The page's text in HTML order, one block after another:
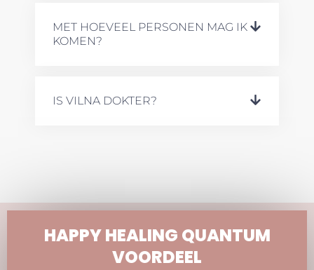
MET HOEVEEL PERSONEN MAG IK
KOMEN?
IS VILNA DOKTER?
HAPPY HEALING QUANTUM
VOORDEEL